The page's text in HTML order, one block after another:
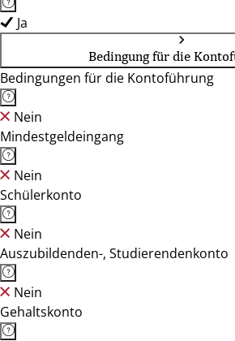
Ja
Bedingung für die
Bedingungen für die Kontoführung
Nein
Mindestgeldeingang
Nein
Schülerkonto
Nein
Auszubildenden-, Studierendenkonto
Nein
Gehaltskonto